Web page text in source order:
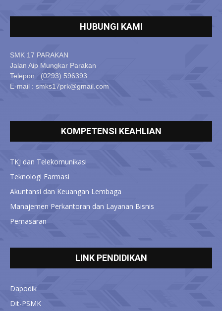
HUBUNGI KAMI
SMK 17 PARAKAN
Jalan Aip Mungkar Parakan
Telepon : (0293) 596393
E-mail : smks17prk@gmail.com
KOMPETENSI KEAHLIAN
TKJ dan Telekomunikasi
Teknologi Farmasi
Akuntansi dan Keuangan Lembaga
Manajemen Perkantoran dan Layanan Bisnis
Pemasaran
LINK PENDIDIKAN
Dapodik
Dit-PSMK